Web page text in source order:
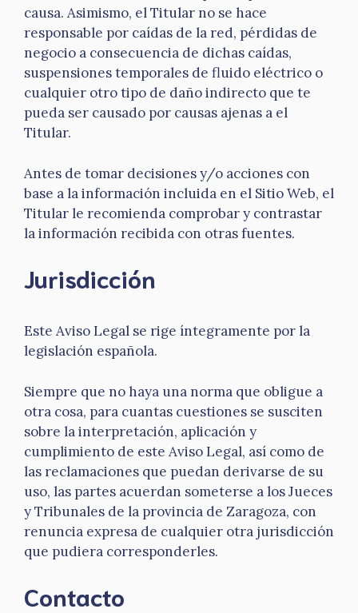
causa. Asimismo, el Titular no se hace
responsable por caídas de la red, pérdidas de
negocio a consecuencia de dichas caídas,
suspensiones temporales de fluido eléctrico o
cualquier otro tipo de daño indirecto que te
pueda ser causado por causas ajenas a el
Titular.
Antes de tomar decisiones y/o acciones con
base a la información incluida en el Sitio Web, el
Titular le recomienda comprobar y contrastar
la información recibida con otras fuentes.
Jurisdicción
Este Aviso Legal se rige íntegramente por la
legislación española.
Siempre que no haya una norma que obligue a
otra cosa, para cuantas cuestiones se susciten
sobre la interpretación, aplicación y
cumplimiento de este Aviso Legal, así como de
las reclamaciones que puedan derivarse de su
uso, las partes acuerdan someterse a los Jueces
y Tribunales de la provincia de Zaragoza, con
renuncia expresa de cualquier otra jurisdicción
que pudiera corresponderles.
Contacto